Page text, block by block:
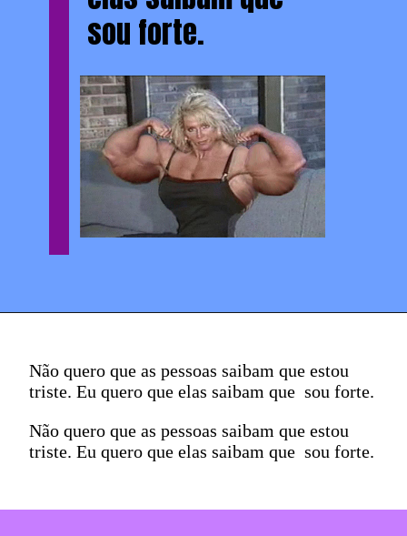
Não quero que as pessoas saibam que estou
triste. Eu quero que elas saibam que sou forte.
Não quero que as pessoas saibam que estou
triste. Eu quero que elas saibam que sou forte.